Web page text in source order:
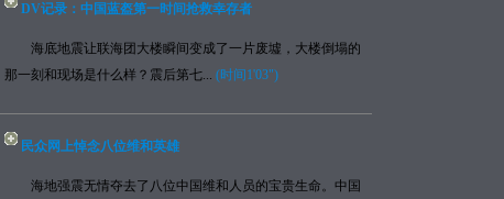
DV记录：中国蓝盔第一时间抢救幸存者
海底地震让联海团大楼瞬间变成了一片废墟，大楼倒塌的
那一刻和现场是什么样？震后第七... (时间1'03")
民众网上悼念八位维和英雄
海地强震无情夺去了八位中国维和人员的宝贵生命。中国